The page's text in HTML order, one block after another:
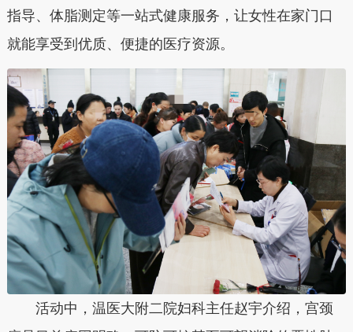
指导、体脂测定等一站式健康服务，让女性在家门口
就能享受到优质、便捷的医疗资源。
活动中，温医大附二院妇科主任赵宇介绍，宫颈